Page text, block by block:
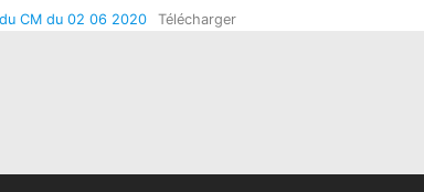
CM du 02 06 2020 Télécharger